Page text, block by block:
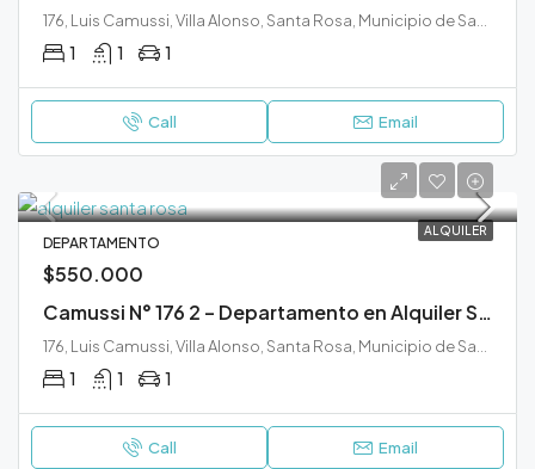
1 1 1
Call Email
ALQUILER
DEPARTAMENTO
$550.000
Camussi N° 176 2 – Departamento en Alquiler Santa Rosa
1 1 1
Call Email